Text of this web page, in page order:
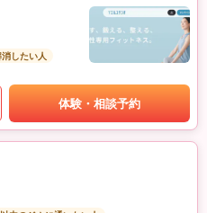
したい人
体験・相談予約